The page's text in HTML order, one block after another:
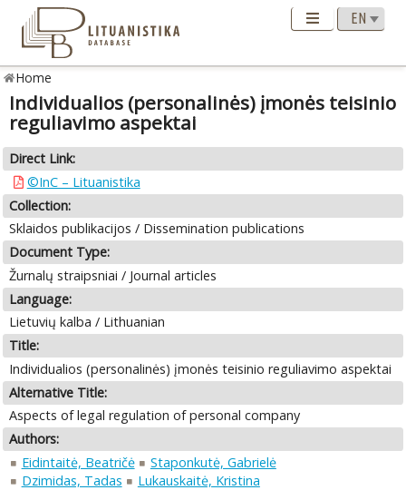
Home
Individualios (personalinės) įmonės teisinio
reguliavimo aspektai
Direct Link:
©InC – Lituanistika
Collection:
Sklaidos publikacijos / Dissemination publications
Document Type:
Žurnalų straipsniai / Journal articles
Language:
Lietuvių kalba / Lithuanian
Title:
Individualios (personalinės) įmonės teisinio reguliavimo aspektai
Alternative Title:
Aspects of legal regulation of personal company
Authors:
Eidintaitė, Beatričė
Staponkutė, Gabrielė
Dzimidas, Tadas
Lukauskaitė, Kristina